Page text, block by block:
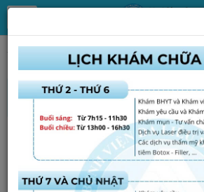
Tin Tức Các bệnh lý về da
Các bệnh lý về da
Tất tần tật về Bệnh chốc
26/05/2025 Đã xem: 731